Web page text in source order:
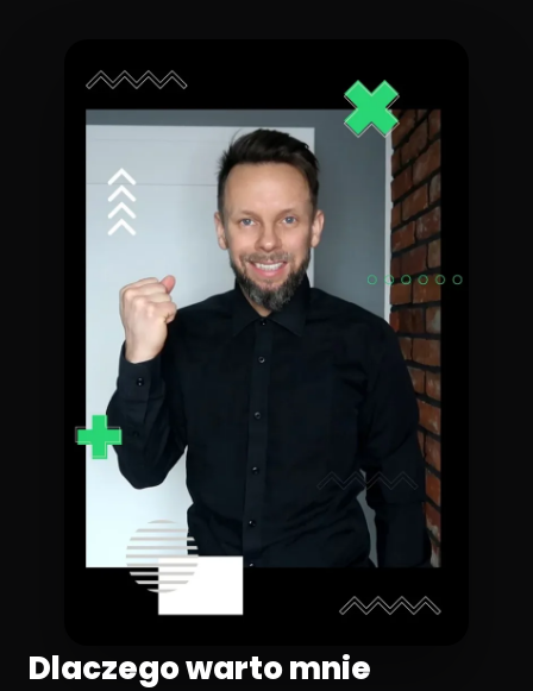
Dlaczego warto mnie